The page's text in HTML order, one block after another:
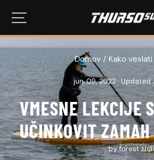
vsebino
NAVIGACIJA PO SPLETNEM MESTU
Domov / Kako
jun. 09, 2022·Updated
VMESNE LEKCIJE
UČINKOVIT ZAMAH
by forest